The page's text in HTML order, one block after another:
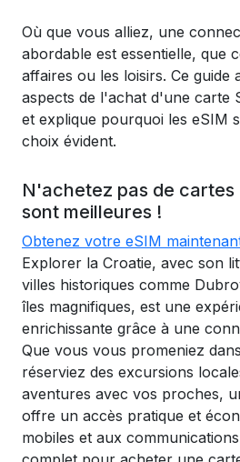
Où que vous alliez, une
abordable est essentielle, que
affaires ou les loisirs. Ce guide
aspects de l'achat d'une carte
et explique pourquoi les eSIM
choix évident.
N'achetez pas de cartes
sont meilleures !
Obtenez votre eSIM
Explorer la Croatie, avec son
villes historiques comme
îles magnifiques, est une
enrichissante grâce à une
Que vous vous promeniez
réserviez des excursions
aventures avec vos proches,
offre un accès pratique et
mobiles et aux